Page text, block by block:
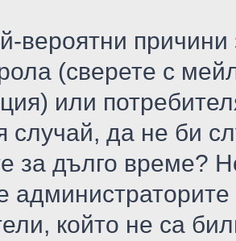
вероятни
(сверете с
или
случай, да не би
за дълго време?
администраторите
който не са